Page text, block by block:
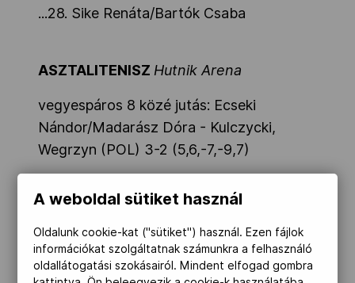
...28. Sike Renáta/Bartók Csaba
ASZTALITENISZ Hutnik Arena
vegyespáros 8 közé jutás: Ecseki
Nándor/Madarász Dóra - Kulczycki,
Wegrzyn (POL) 3-2 (5,6,-7,-9,7)
(-7,11,-7,9,-10,8,7)
Degraef (BEL) - Madarász Dóra 0 - 4
(5,6,7,6)
18:30
A weboldal sütiket használ
Oldalunk cookie-kat ("sütiket") használ. Ezen fájlok
információkat szolgáltatnak számunkra a felhasználó
oldallátogatási szokásairól. Mindent elfogad gombra